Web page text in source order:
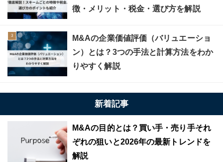
徴・メリット・税金・選び方を解説
M&Aの企業価値評価（バリュエーショ
ン）とは？3つの手法と計算方法をわか
りやすく解説
新着記事
M&Aの目的とは？買い手・売り手それ
ぞれの狙いと2026年の最新トレンドを
解説